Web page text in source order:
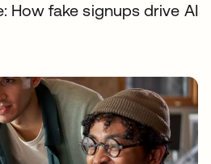
How fake signups drive AI